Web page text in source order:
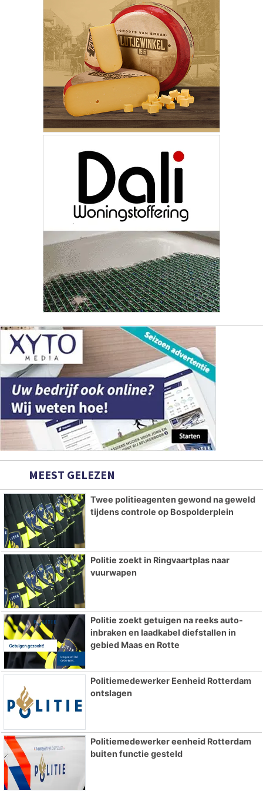
MEEST GELEZEN
Twee politieagenten gewond na geweld
tijdens controle op Bospolderplein
Politie zoekt in Ringvaartplas naar
vuurwapen
Politie zoekt getuigen na reeks auto-
inbraken en laadkabel diefstallen in
gebied Maas en Rotte
Politiemedewerker Eenheid Rotterdam
ontslagen
Politiemedewerker eenheid Rotterdam
buiten functie gesteld